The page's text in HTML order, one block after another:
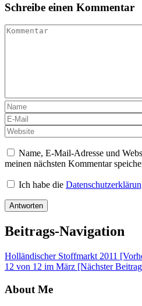
Schreibe einen Kommentar
Name, E-Mail-Adresse und
meinen nächsten Kommentar
Ich habe die
Beitrags-Navigation
Holländischer Stoffmarkt 2011
12 von 12 im März [Nächster
About Me